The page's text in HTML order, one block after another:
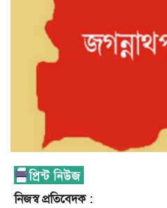
নিজস্ব প্রতিবেদক :